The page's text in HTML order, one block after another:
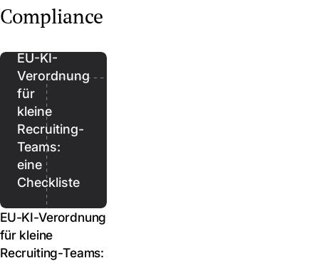
Regional, Healthcare,
Executive. Was jede
kombinieren.
Compliance
EU-KI-
Verordnung
für
kleine
Recruiting-
Teams:
eine
Checkliste
EU-KI-Verordnung
für kleine
Recruiting-Teams: